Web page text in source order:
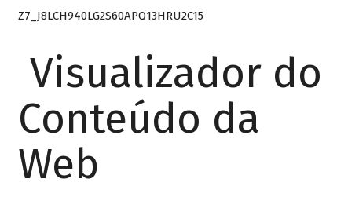
Z7_J8LCH940LG2S60APQ13HRU2C15
Visualizador do
Conteúdo da
Web